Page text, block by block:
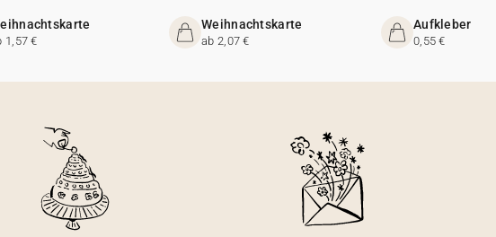
1,57 €
Weihnachtskarte
ab 2,07 €
Aufkleber
0,55 €